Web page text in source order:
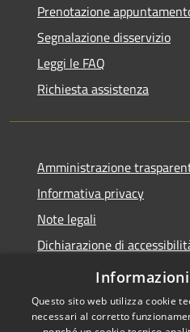
Prenotazione
Segnalazione disservizio
Leggi le FAQ
Richiesta assistenza
Amministrazione
Informativa privacy
Note legali
Dichiarazione di
WhistleblowingPA
Questo sito web utilizza cookie
necessari al corretto